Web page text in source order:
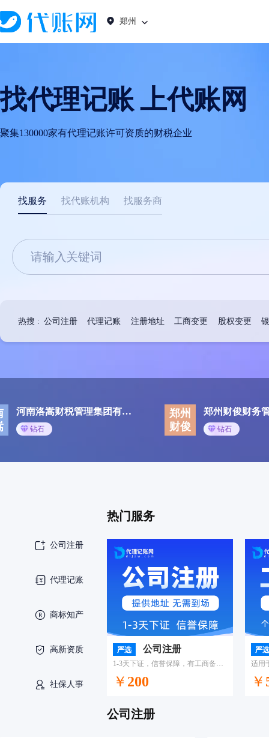
郑州
找代理记账 上代账网
聚集130000家有代理记账许可资质的财税企业
找服务 找代账机构 找服务商
热搜 : 公司注册 代理记账 注册地址 工商变更 股权变更
河南洛嵩财税管理集团有限公司
钻石
郑州
财俊
郑州财俊财务
钻石
公司注册
代理记账
商标知产
高新资质
社保人事
热门服务
严选 公司注册
1-3天下证，信誉保障，有工商备案代理资质！
￥ 200
严选
￥
公司注册